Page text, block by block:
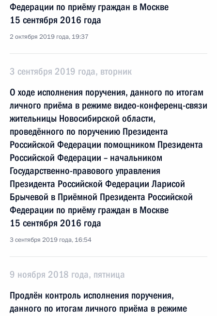
Федерации по приёму граждан в Москве
15 сентября 2016 года
2 октября 2019 года, 19:37
3 сентября 2019 года, вторник
О ходе исполнения поручения, данного по итогам
личного приёма в режиме видео-конференц-связи
жительницы Новосибирской области,
проведённого по поручению Президента
Российской Федерации помощником Президента
Российской Федерации – начальником
Государственно-правового управления
Президента Российской Федерации Ларисой
Брычевой в Приёмной Президента Российской
Федерации по приёму граждан в Москве
15 сентября 2016 года
3 сентября 2019 года, 16:54
9 ноября 2018 года, пятница
Продлён контроль исполнения поручения,
данного по итогам личного приёма в режиме